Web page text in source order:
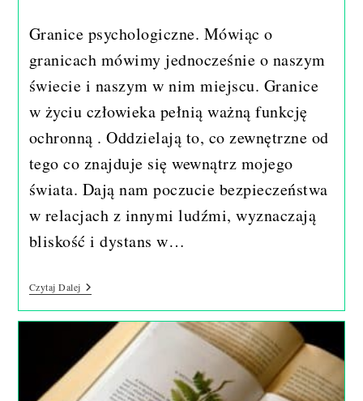
Granice psychologiczne. Mówiąc o
granicach mówimy jednocześnie o naszym
świecie i naszym w nim miejscu. Granice
w życiu człowieka pełnią ważną funkcję
ochronną . Oddzielają to, co zewnętrzne od
tego co znajduje się wewnątrz mojego
świata. Dają nam poczucie bezpieczeństwa
w relacjach z innymi ludźmi, wyznaczają
bliskość i dystans w…
Czytaj DalejGranice
W
Życiu
Człowieka.